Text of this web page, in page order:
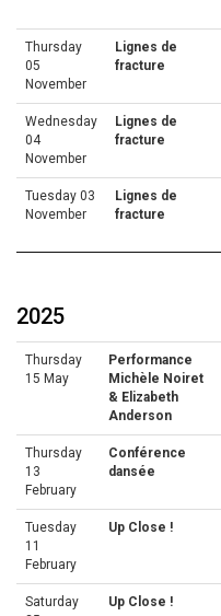
Thursday
05
November
Lignes de
fracture
Wednesday
04
November
Lignes de
fracture
Tuesday 03
November
Lignes de
fracture
2025
Thursday
15 May
Performance
Michèle Noiret
& Elizabeth
Anderson
Thursday
13
February
Conférence
dansée
Tuesday
11
February
Up Close !
Saturday
Up Close !